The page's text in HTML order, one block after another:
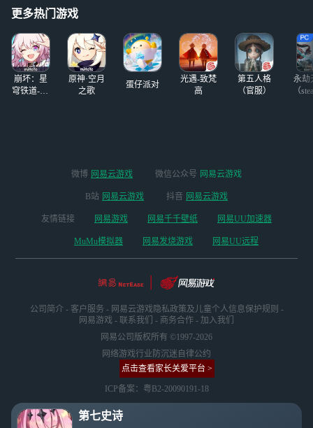
第七史诗
新预计需要6小
间您将无法登录游
戏。若提前
更多热门游戏
崩坏：星
穹铁道-4.4
原神·空月
之歌
蛋仔派对
光遇-致梵
高
第五人格
（官服）
永劫
（
微博 网易云游戏 微信公众号 网易云游戏
B站 网易云游戏 抖音 网易云游戏
友情链接 网易游戏 网易千千壁纸 网易UU加速器
MuMu模拟器 网易发烧游戏 网易UU远程
公司简介 - 客户服务 - 网易云游戏隐私政策及儿童个人信息保护规则 -
网易游戏 - 联系我们 - 商务合作 - 加入我们
网易公司版权所有 ©1997-2026
网络游戏行业防沉迷自律公约
点击查看家长关爱平台 >
ICP备案：粤B2-20090191-18